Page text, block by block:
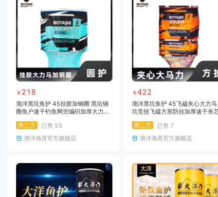
￥ 218
渤洋黑坑鱼护 45挂胶加钢圈 黑坑钢
圈鱼户速干钓鱼网兜编织加厚大力马
第三方
已售 55
渤洋渔具官方旗舰店
￥ 422
渤洋黑坑鱼护 45飞磕夹心大力马
坑竞技飞磕方形防挂加厚速干夹
第三方
已售 7
渤洋渔具官方旗舰店